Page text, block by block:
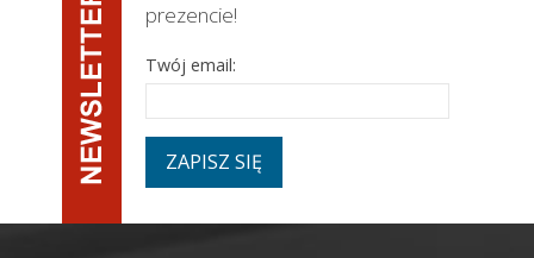
prezencie!
Twój email:
ZAPISZ SIĘ